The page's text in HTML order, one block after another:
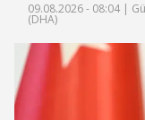
09.08.2026 - 08:04 |
(DHA)